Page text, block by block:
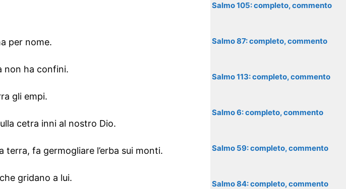
per nome.
non ha confini.
gli empi.
cetra inni al nostro Dio.
fa germogliare l’erba sui monti.
gridano a lui.
Salmo 105: completo, commento
Salmo 87: completo, commento
Salmo 113: completo, commento
Salmo 6: completo, commento
Salmo 59: completo, commento
Salmo 84: completo, commento